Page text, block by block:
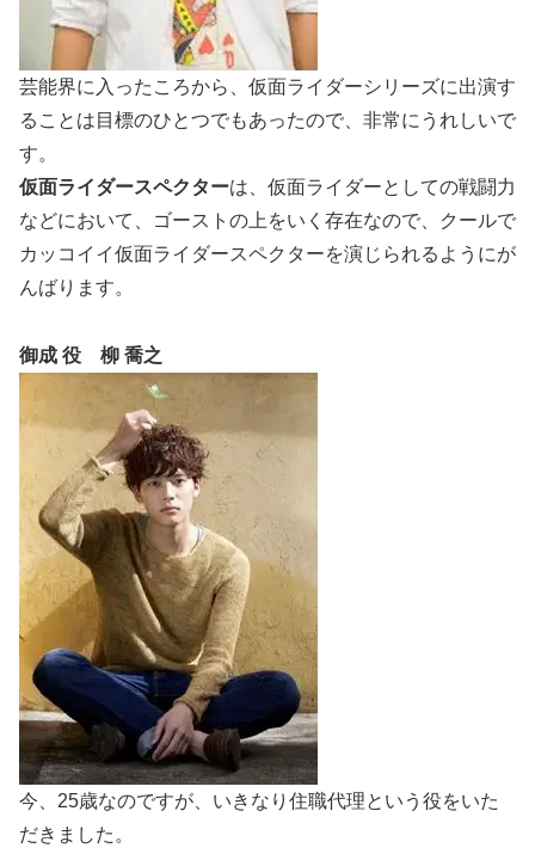
芸能界に入ったころから、仮面ライダーシリーズに出演す
ることは目標のひとつでもあったので、非常にうれしいで
す。
仮面ライダースペクターは、仮面ライダーとしての戦闘力
などにおいて、ゴーストの上をいく存在なので、クールで
カッコイイ仮面ライダースペクターを演じられるようにが
んばります。
御成 役 柳 喬之
今、25歳なのですが、いきなり住職代理という役をいた
だきました。